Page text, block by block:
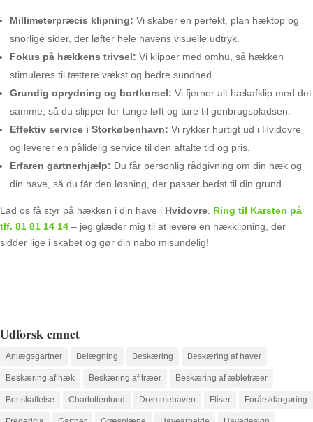
Millimeterpræcis klipning: Vi skaber en perfekt, plan hæktop og
snorlige sider, der løfter hele havens visuelle udtryk.
Fokus på hækkens trivsel: Vi klipper med omhu, så hækken
stimuleres til tættere vækst og bedre sundhed.
Grundig oprydning og bortkørsel: Vi fjerner alt hækafklip med det
samme, så du slipper for tunge løft og ture til genbrugspladsen.
Effektiv service i Storkøbenhavn: Vi rykker hurtigt ud i Hvidovre
og leverer en pålidelig service til den aftalte tid og pris.
Erfaren gartnerhjælp: Du får personlig rådgivning om din hæk og
din have, så du får den løsning, der passer bedst til din grund.
Lad os få styr på hækken i din have i Hvidovre Ring til Karsten på
tlf. 81 81 14 14 – jeg glæder mig til at levere en hækklipning, der
sidder lige i skabet og gør din nabo misundelig!
Udforsk emnet
Anlægsgartner Belægning Beskæring Beskæring af haver
Beskæring af hæk Beskæring af træer Beskæring af æbletræer
Bortskaffelse Charlottenlund Drømmehaven Fliser Forårsklargøring